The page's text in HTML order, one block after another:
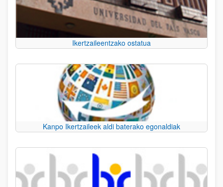
Ikertzaileentzako ostatua
Kanpo Ikertzaileek aldi baterako egonaldiak